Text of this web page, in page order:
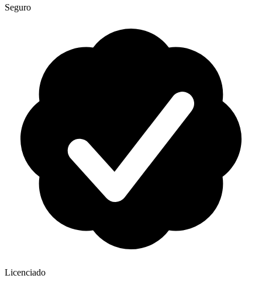
Seguro
Licenciado